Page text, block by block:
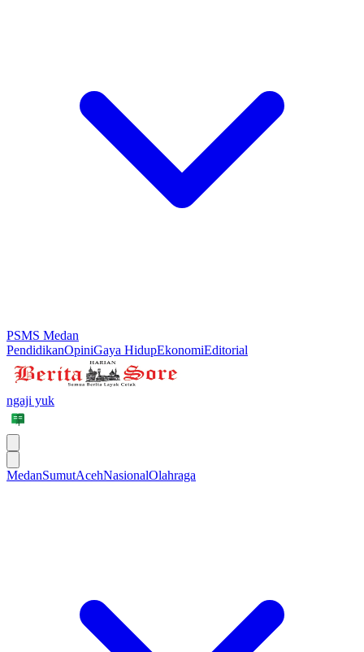
PSMS Medan
PendidikanOpiniGaya HidupEkonomiEditorial
ngaji yuk
MedanSumutAcehNasionalOlahraga